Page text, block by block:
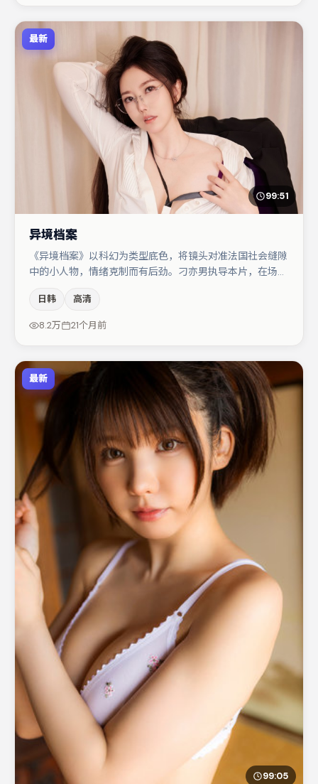
最新
99:51
异境档案
《异境档案》以科幻为类型底色，将镜头对准法国社会缝隙
中的小人物，情绪克制而有后劲。刁亦男执导本片，在场面
演阵容包括廖凡、咏梅、大鹏等，角色动机前后呼应，适合
喜欢抠台词与伏笔的观众。整体完成度较高，适合周末一口
气追完。
日韩 高清
8.2万 21个月前
最新
99:05